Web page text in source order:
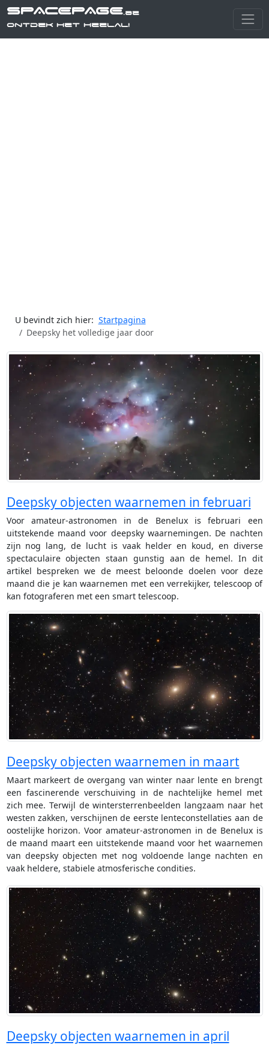
SPACEPAGE.be
Ontdek het heelal!
U bevindt zich hier: Startpagina
Deepsky het volledige jaar door
Deepsky objecten waarnemen in februari
Voor amateur-astronomen in de Benelux is februari een
uitstekende maand voor deepsky waarnemingen. De nachten
zijn nog lang, de lucht is vaak helder en koud, en diverse
spectaculaire objecten staan gunstig aan de hemel. In dit
artikel bespreken we de meest beloonde doelen voor deze
maand die je kan waarnemen met een verrekijker, telescoop of
kan fotograferen met een smart telescoop.
Deepsky objecten waarnemen in maart
Maart markeert de overgang van winter naar lente en brengt
een fascinerende verschuiving in de nachtelijke hemel met
zich mee. Terwijl de wintersterrenbeelden langzaam naar het
westen zakken, verschijnen de eerste lenteconstellaties aan de
oostelijke horizon. Voor amateur-astronomen in de Benelux is
de maand maart een uitstekende maand voor het waarnemen
van deepsky objecten met nog voldoende lange nachten en
vaak heldere, stabiele atmosferische condities.
Deepsky objecten waarnemen in april